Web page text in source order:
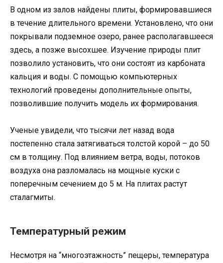
В одном из залов найдены плиты, формировавшиеся
в течение длительного времени. Установлено, что они
покрывали подземное озеро, ранее располагавшееся
здесь, а позже высохшее. Изучение природы плит
позволило установить, что они состоят из карбоната
кальция и воды. С помощью компьютерных
технологий проведены дополнительные опыты,
позволившие получить модель их формирования.
Ученые увидели, что тысячи лет назад вода
постепенно стала затягиваться толстой корой – до 50
см в толщину. Под влиянием ветра, воды, потоков
воздуха она разломалась на мощные куски с
поперечным сечением до 5 м. На плитах растут
сталагмиты.
Температурный режим
Несмотря на “многоэтажность” пещеры, температура